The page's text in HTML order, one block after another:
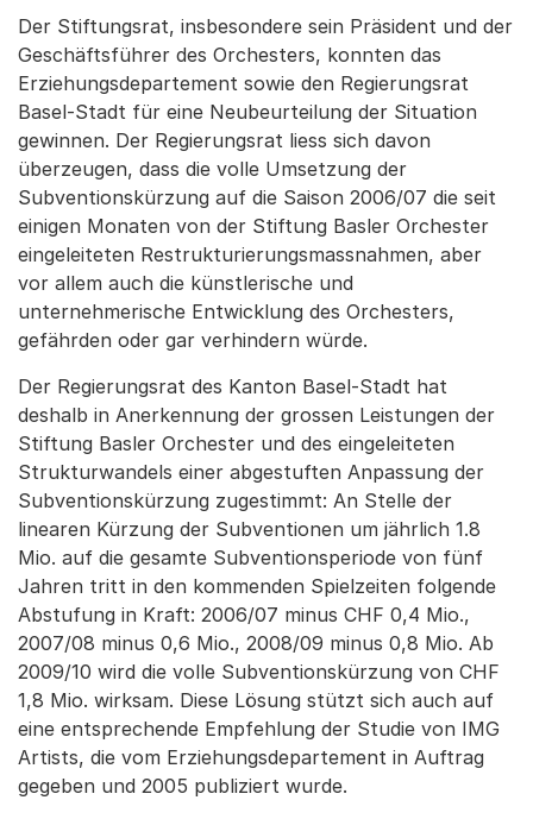
Der Stiftungsrat, insbesondere sein Präsident und der
Geschäftsführer des Orchesters, konnten das
Erziehungsdepartement sowie den Regierungsrat
Basel-Stadt für eine Neubeurteilung der Situation
gewinnen. Der Regierungsrat liess sich davon
überzeugen, dass die volle Umsetzung der
Subventionskürzung auf die Saison 2006/07 die seit
einigen Monaten von der Stiftung Basler Orchester
eingeleiteten Restrukturierungsmassnahmen, aber
vor allem auch die künstlerische und
unternehmerische Entwicklung des Orchesters,
gefährden oder gar verhindern würde.
Der Regierungsrat des Kanton Basel-Stadt hat
deshalb in Anerkennung der grossen Leistungen der
Stiftung Basler Orchester und des eingeleiteten
Strukturwandels einer abgestuften Anpassung der
Subventionskürzung zugestimmt: An Stelle der
linearen Kürzung der Subventionen um jährlich 1.8
Mio. auf die gesamte Subventionsperiode von fünf
Jahren tritt in den kommenden Spielzeiten folgende
Abstufung in Kraft: 2006/07 minus CHF 0,4 Mio.,
2007/08 minus 0,6 Mio., 2008/09 minus 0,8 Mio. Ab
2009/10 wird die volle Subventionskürzung von CHF
1,8 Mio. wirksam. Diese Lösung stützt sich auch auf
eine entsprechende Empfehlung der Studie von IMG
Artists, die vom Erziehungsdepartement in Auftrag
gegeben und 2005 publiziert wurde.